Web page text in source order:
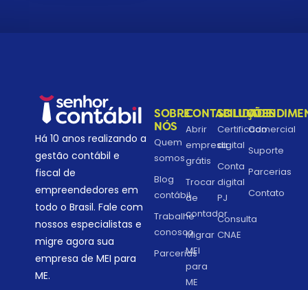
Há 10 anos realizando a
gestão contábil e
fiscal de
empreendedores em
todo o Brasil. Fale com
nossos especialistas e
migre agora sua
empresa de MEI para
ME.
SOBRE
NÓS
Quem
somos
Blog
contábil
Trabalhe
conosco
Parcerias
CONTABILIDADE
Abrir
empresa
grátis
Trocar
de
contador
Migrar
MEI
para
ME
SOLUÇÕES
Certificado
digital
Conta
digital
PJ
Consulta
CNAE
Comercial
Suporte
Parcerias
Contato